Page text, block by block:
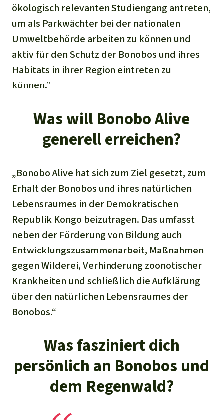
ökologisch relevanten Studiengang antreten,
um als Parkwächter bei der nationalen
Umweltbehörde arbeiten zu können und
aktiv für den Schutz der Bonobos und ihres
Habitats in ihrer Region eintreten zu
können.“
Was will Bonobo Alive
generell erreichen?
„Bonobo Alive hat sich zum Ziel gesetzt, zum
Erhalt der Bonobos und ihres natürlichen
Lebensraumes in der Demokratischen
Republik Kongo beizutragen. Das umfasst
neben der Förderung von Bildung auch
Entwicklungszusammenarbeit, Maßnahmen
gegen Wilderei, Verhinderung zoonotischer
Krankheiten und schließlich die Aufklärung
über den natürlichen Lebensraumes der
Bonobos.“
Was fasziniert dich
persönlich an Bonobos und
dem Regenwald?